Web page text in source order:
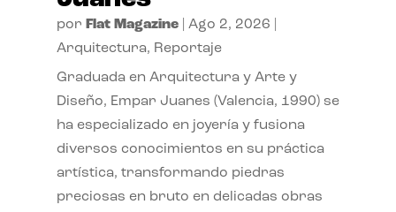
por Flat Magazine| Ago 2, 2026
Arquitectura, Reportaje
Graduada en Arquitectura y Arte y
Diseño, Empar Juanes (Valencia, 1990) se
ha especializado en joyería y fusiona
diversos conocimientos en su práctica
artística, transformando piedras
preciosas en bruto en delicadas obras